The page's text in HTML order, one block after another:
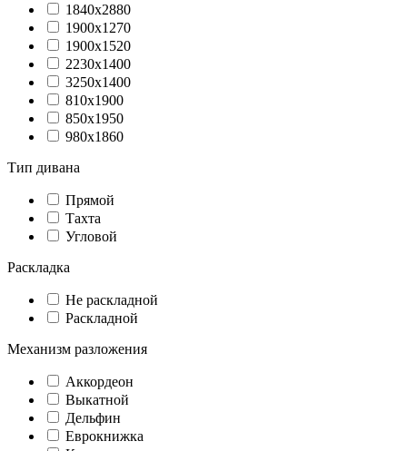
1840х2880
1900х1270
1900х1520
2230x1400
3250x1400
810х1900
850х1950
980х1860
Тип дивана
Прямой
Тахта
Угловой
Раскладка
Не раскладной
Раскладной
Механизм разложения
Аккордеон
Выкатной
Дельфин
Еврокнижка